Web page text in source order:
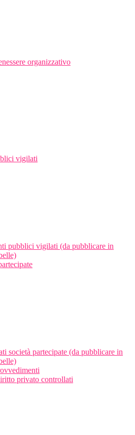
organizzativo
vigilati
pubblici vigilati (da pubblicare in
società partecipate (da pubblicare in
privato controllati